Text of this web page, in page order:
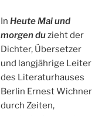
In Heute Mai und
morgen duzieht der
Dichter, Übersetzer
und langjährige Leiter
des Literaturhauses
Berlin Ernest Wichner
durch Zeiten,